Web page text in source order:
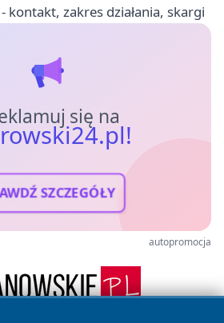
kontakt, zakres działania, skargi
się na
SZCZEGÓŁY
autopromocja